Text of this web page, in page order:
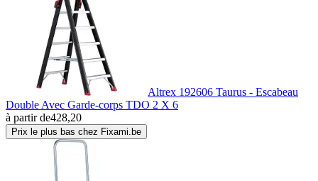
Altrex 192606 Taurus - Escabeau
Double Avec Garde-corps TDO 2 X 6
à partir de428,20
Prix le plus bas chez Fixami.be